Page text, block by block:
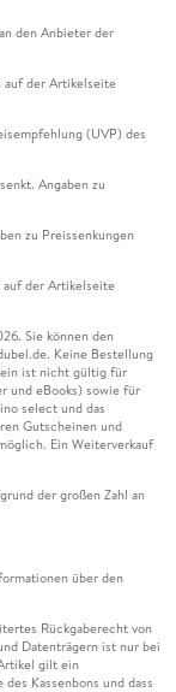
testen . .
im Griff . . .
. . . 466
. 470
den Anbieter der
auf der Artikelseite
(UVP) des
Angaben zu
zu Preissenkungen
auf der Artikelseite
Sie können den
Keine Bestellung
ist nicht gültig für
und eBooks) sowie für
select und das
Gutscheinen und
Ein Weiterverkauf
der großen Zahl an
über den
Rückgaberecht von
Datenträgern ist nur bei
gilt ein
Kassenbons und dass